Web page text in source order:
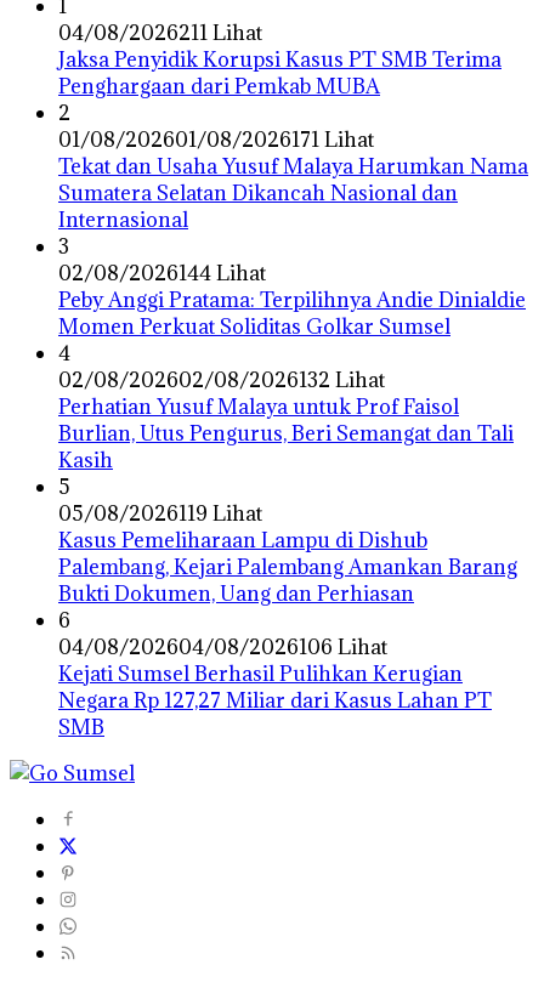
1
04/08/2026211 Lihat
Jaksa Penyidik Korupsi Kasus PT SMB Terima
Penghargaan dari Pemkab MUBA
2
01/08/202601/08/2026171 Lihat
Tekat dan Usaha Yusuf Malaya Harumkan Nama
Sumatera Selatan Dikancah Nasional dan
Internasional
3
02/08/2026144 Lihat
Peby Anggi Pratama: Terpilihnya Andie Dinialdie
Momen Perkuat Soliditas Golkar Sumsel
4
02/08/202602/08/2026132 Lihat
Perhatian Yusuf Malaya untuk Prof Faisol
Burlian, Utus Pengurus, Beri Semangat dan Tali
Kasih
5
05/08/2026119 Lihat
Kasus Pemeliharaan Lampu di Dishub
Palembang, Kejari Palembang Amankan Barang
Bukti Dokumen, Uang dan Perhiasan
6
04/08/202604/08/2026106 Lihat
Kejati Sumsel Berhasil Pulihkan Kerugian
Negara Rp 127,27 Miliar dari Kasus Lahan PT
SMB